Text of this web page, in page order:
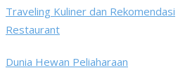
Traveling Kuliner dan Rekomendasi
Restaurant
Dunia Hewan Peliaharaan